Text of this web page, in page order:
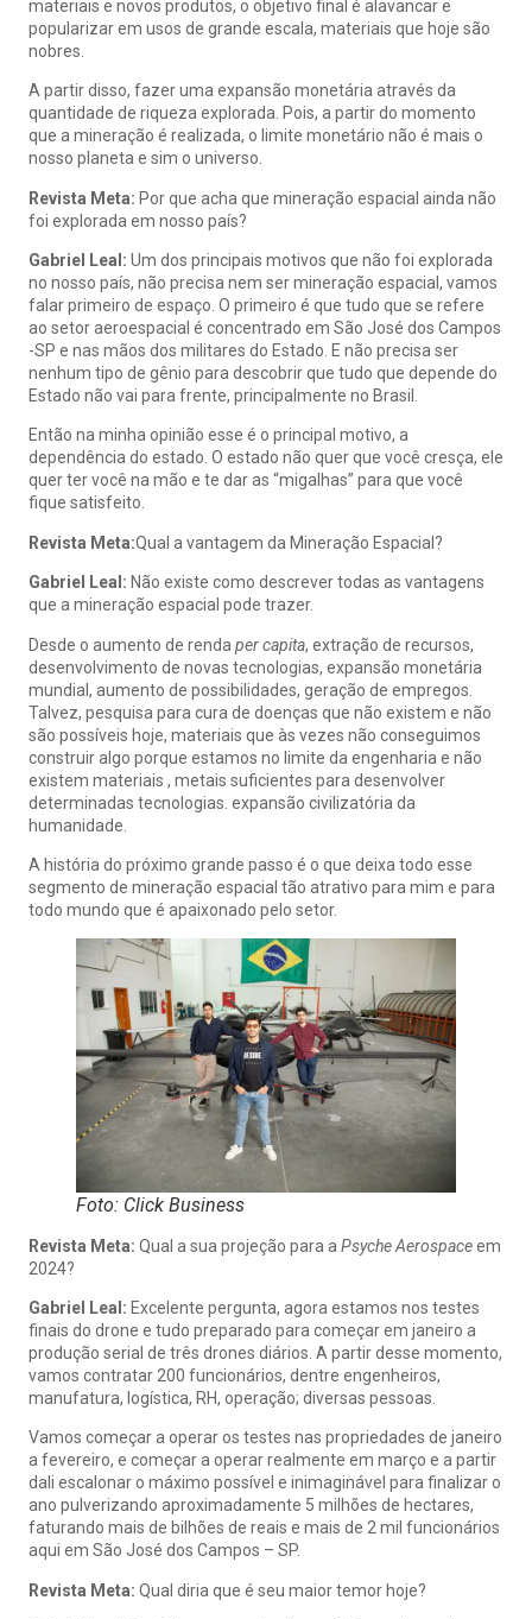
materiais e novos produtos, o objetivo final é alavancar e
popularizar em usos de grande escala, materiais que hoje são
nobres.
A partir disso, fazer uma expansão monetária através da
quantidade de riqueza explorada. Pois, a partir do momento
que a mineração é realizada, o limite monetário não é mais o
nosso planeta e sim o universo.
Revista Meta: Por que acha que mineração espacial ainda não
foi explorada em nosso país?
Gabriel Leal: Um dos principais motivos que não foi explorada
no nosso país, não precisa nem ser mineração espacial, vamos
falar primeiro de espaço. O primeiro é que tudo que se refere
ao setor aeroespacial é concentrado em São José dos Campos
-SP e nas mãos dos militares do Estado. E não precisa ser
nenhum tipo de gênio para descobrir que tudo que depende do
Estado não vai para frente, principalmente no Brasil.
Então na minha opinião esse é o principal motivo, a
dependência do estado. O estado não quer que você cresça, ele
quer ter você na mão e te dar as “migalhas” para que você
fique satisfeito.
Revista Meta:Qual a vantagem da Mineração Espacial?
Gabriel Leal: Não existe como descrever todas as vantagens
que a mineração espacial pode trazer.
Desde o aumento de renda per capita, extração de recursos,
desenvolvimento de novas tecnologias, expansão monetária
mundial, aumento de possibilidades, geração de empregos.
Talvez, pesquisa para cura de doenças que não existem e não
são possíveis hoje, materiais que às vezes não conseguimos
construir algo porque estamos no limite da engenharia e não
existem materiais , metais suficientes para desenvolver
determinadas tecnologias. expansão civilizatória da
humanidade.
A história do próximo grande passo é o que deixa todo esse
segmento de mineração espacial tão atrativo para mim e para
todo mundo que é apaixonado pelo setor.
Foto: Click Business
Revista Meta: Qual a sua projeção para a Psyche Aerospaceem
2024?
Gabriel Leal: Excelente pergunta, agora estamos nos testes
finais do drone e tudo preparado para começar em janeiro a
produção serial de três drones diários. A partir desse momento,
vamos contratar 200 funcionários, dentre engenheiros,
manufatura, logística, RH, operação; diversas pessoas.
Vamos começar a operar os testes nas propriedades de janeiro
a fevereiro, e começar a operar realmente em março e a partir
dali escalonar o máximo possível e inimaginável para finalizar o
ano pulverizando aproximadamente 5 milhões de hectares,
faturando mais de bilhões de reais e mais de 2 mil funcionários
aqui em São José dos Campos – SP.
Revista Meta: Qual diria que é seu maior temor hoje?